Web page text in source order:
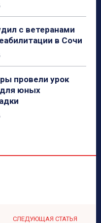
с ветеранами
в Сочи
провели урок
юных
СЛЕДУЮЩАЯ СТАТЬЯ